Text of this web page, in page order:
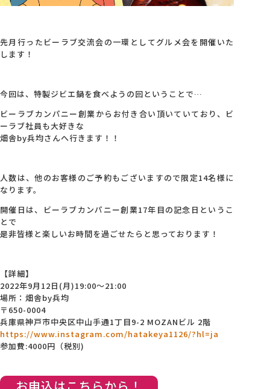
先月行ったビーラブ交流会の一環としてグルメ会を開催いた
します！
今回は、特製ジビエ鍋を食べようの回ということで…
ビーラブカンパニー創業からお付き合い頂いていており、ビ
ーラブ社員も大好きな
畑舎by兵均さんへ行きます！！
人数は、他のお客様のご予約もございますので限定14名様に
なります。
開催日は、ビーラブカンパニー創業17年目の記念日というこ
とで
是非皆様と楽しいお時間を過ごせたらと思っております！
【詳細】
2022年9月12日(月)19:00～21:00
場所：畑舎by兵均
〒650-0004
兵庫県神戸市中央区中山手通1丁目9-2 MOZANビル 2階
https://www.instagram.com/hatakeya1126/?hl=ja
参加費:4000円（税別)